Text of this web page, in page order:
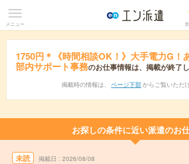
メニュー
1750円＊《時間相談OK！》大手電力G！
部内サポート事務のお仕事情報は、掲載が終了
掲載時の情報は、 ページ下部 からご覧いただ
お探しの条件に近い派遣のお
未読 掲載日 2026/08/08